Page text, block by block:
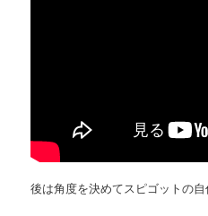
後は角度を決めてスピゴットの自